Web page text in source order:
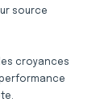
source
croyances